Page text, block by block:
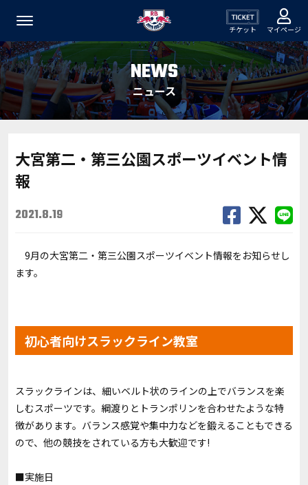
チケット マイページ
NEWS
ニュース
大宮第二・第三公園スポーツイベント情
報
2021.8.19
9月の大宮第二・第三公園スポーツイベント情報をお知らせし
ます。
初心者向けスラックライン教室
スラックラインは、細いベルト状のラインの上でバランスを楽
しむスポーツです。綱渡りとトランポリンを合わせたような特
徴があります。バランス感覚や集中力などを鍛えることもできる
ので、他の競技をされている方も大歓迎です!
■実施日